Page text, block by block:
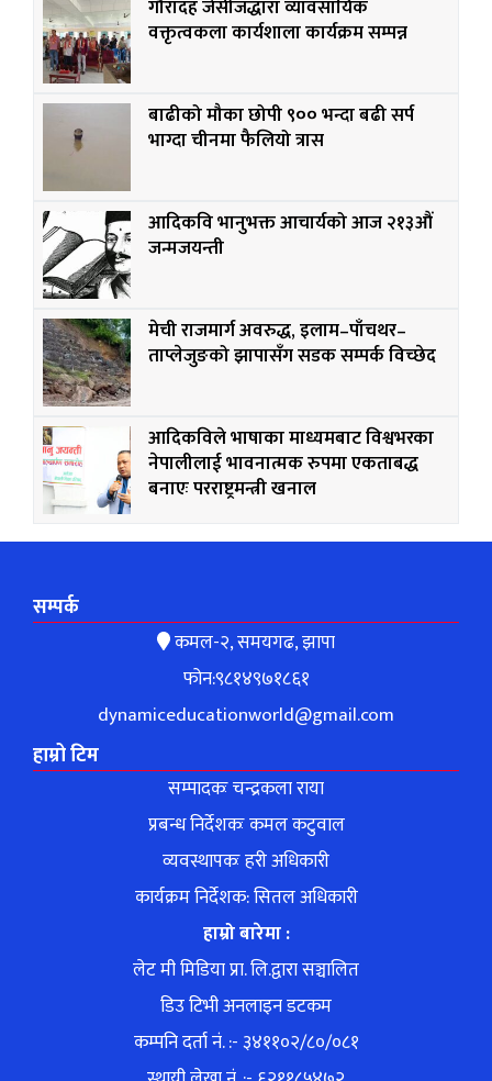
गौरादह जेसीजद्धारा व्यावसायिक
वक्तृत्वकला कार्यशाला कार्यक्रम सम्पन्न
बाढीको मौका छोपी ९०० भन्दा बढी सर्प
भाग्दा चीनमा फैलियो त्रास
आदिकवि भानुभक्त आचार्यको आज २१३औं
जन्मजयन्ती
मेची राजमार्ग अवरुद्ध, इलाम–पाँचथर–
ताप्लेजुङको झापासँग सडक सम्पर्क विच्छेद
आदिकविले भाषाका माध्यमबाट विश्वभरका
नेपालीलाई भावनात्मक रुपमा एकताबद्ध
बनाएः परराष्ट्रमन्त्री खनाल
सम्पर्क
कमल-२, समयगढ, झापा
फोन:९८१४९७१८६१
dynamiceducationworld@gmail.com
हाम्रो टिम
सम्पादकः चन्द्रकला राया
प्रबन्ध निर्देशकः कमल कटुवाल
व्यवस्थापकः हरी अधिकारी
कार्यक्रम निर्देशक: सितल अधिकारी
हाम्रो बारेमा :
लेट मी मिडिया प्रा. लि.द्वारा सञ्चालित
डिउ टिभी अनलाइन डटकम
कम्पनि दर्ता नं. :- ३४११०२/८०/०८१